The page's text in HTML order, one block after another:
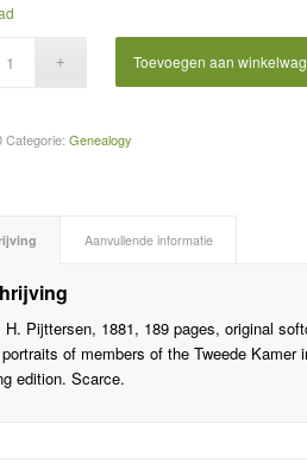
Toevoegen aan
Categorie:Genealogy
Aanvullende informatie
H. Pijttersen, 1881, 189 pages, original
of members of the Tweede
edition. Scarce.